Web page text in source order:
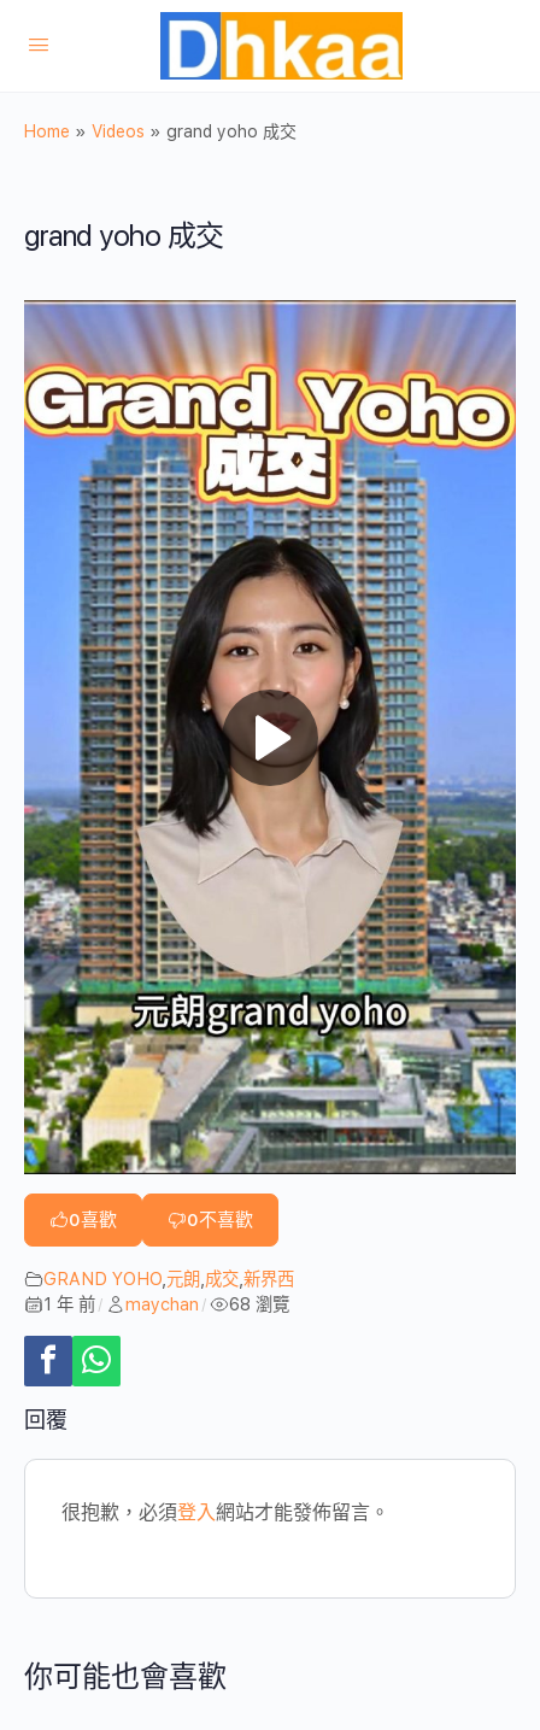
Home » Videos » grand yoho 成交
grand yoho 成交
0喜歡 0不喜歡
GRAND YOHO 元朗 成交 新界西
1 年 前 / maychan / 68 瀏覽
回覆
很抱歉，必須登入網站才能發佈留言。
你可能也會喜歡